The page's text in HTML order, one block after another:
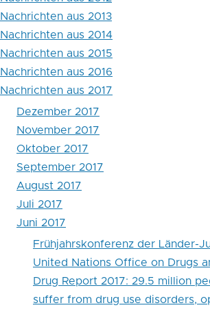
Nachrichten aus 2013
Nachrichten aus 2014
Nachrichten aus 2015
Nachrichten aus 2016
Nachrichten aus 2017
Dezember 2017
November 2017
Oktober 2017
September 2017
August 2017
Juli 2017
Juni 2017
Frühjahrskonferenz der Länder-
United Nations Office on Drugs
Drug Report 2017: 29.5 million
suffer from drug use disorders,